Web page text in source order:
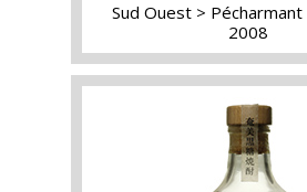
Sud Ouest Pécharmant
2008